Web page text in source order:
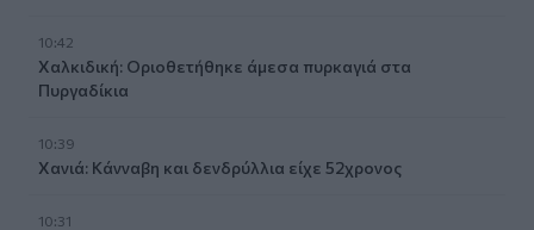
10:42
Χαλκιδική: Οριοθετήθηκε άμεσα πυρκαγιά στα
Πυργαδίκια
10:39
Χανιά: Κάνναβη και δενδρύλλια είχε 52χρονος
10:31